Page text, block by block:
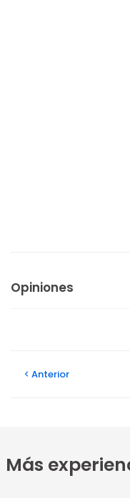
Opiniones
Anterior
Más